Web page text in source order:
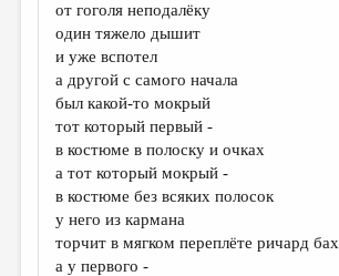
ОТДЕЛЫ И РУБРИКИ
ИЗБРАННОЕ
ДАЙДЖЕСТ
ПРОИЗВЕДЕНИЯ
ПЕРЕВОДЫ
КОНКУРСЫ
ДЕТСКАЯ КОМНАТА
от гоголя неподалёку
один тяжело дышит
и уже вспотел
а другой с самого начала
был какой-то мокрый
тот который первый -
в костюме в полоску и очках
а тот который мокрый -
в костюме без всяких полосок
у него из кармана
торчит в мягком переплёте ричард бах
а у первого -